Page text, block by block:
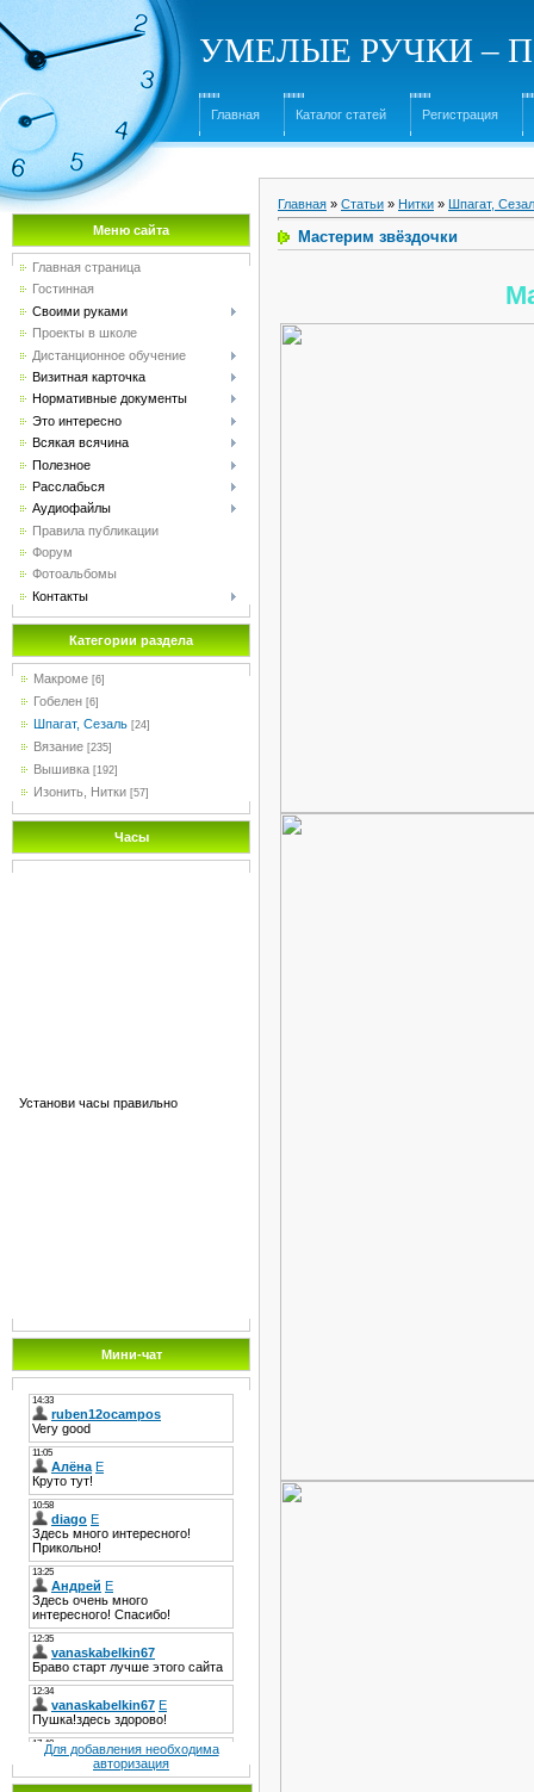
УМЕЛЫЕ РУЧКИ –
Главная Каталог статей Регистрация
Меню сайта
Главная страница
Гостинная
Своими руками
Проекты в школе
Дистанционное обучение
Визитная карточка
Нормативные документы
Это интересно
Всякая всячина
Полезное
Расслабься
Аудиофайлы
Правила публикации
Форум
Фотоальбомы
Контакты
Категории раздела
Макроме [6]
Гобелен [6]
Шпагат, Сезаль [24]
Вязание [235]
Вышивка [192]
Изонить, Нитки [57]
Часы
Установи часы правильно
Мини-чат
Для добавления необходима
авторизация
Главная » Статьи » Нитки » Шпагат,
Мастерим звёздочки